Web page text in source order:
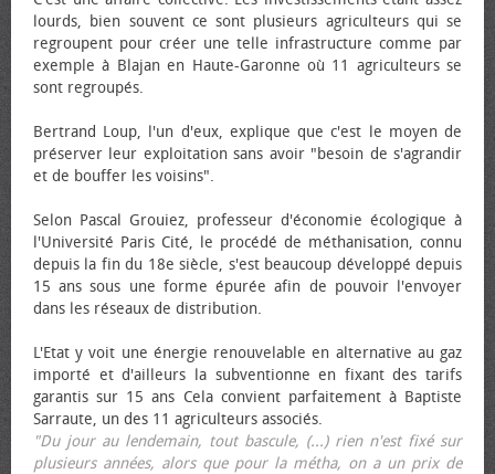
lourds, bien souvent ce sont plusieurs agriculteurs qui se
regroupent pour créer une telle infrastructure comme par
exemple à Blajan en Haute-Garonne où 11 agriculteurs se
sont regroupés.
Bertrand Loup, l'un d'eux, explique que c'est le moyen de
préserver leur exploitation sans avoir "besoin de s'agrandir
et de bouffer les voisins".
Selon Pascal Grouiez, professeur d'économie écologique à
l'Université Paris Cité, le procédé de méthanisation, connu
depuis la fin du 18e siècle, s'est beaucoup développé depuis
15 ans sous une forme épurée afin de pouvoir l'envoyer
dans les réseaux de distribution.
L'Etat y voit une énergie renouvelable en alternative au gaz
importé et d'ailleurs la subventionne en fixant des tarifs
garantis sur 15 ans Cela convient parfaitement à Baptiste
Sarraute, un des 11 agriculteurs associés.
"Du jour au lendemain, tout bascule, (...) rien n'est fixé sur
plusieurs années, alors que pour la métha, on a un prix de